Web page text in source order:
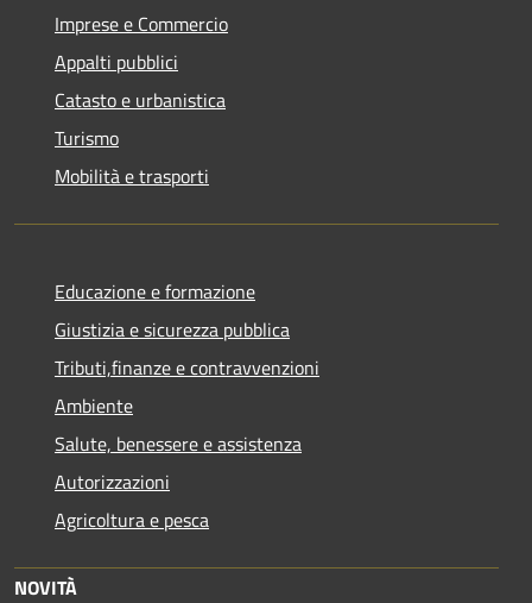
Imprese e Commercio
Appalti pubblici
Catasto e urbanistica
Turismo
Mobilità e trasporti
Educazione e formazione
Giustizia e sicurezza pubblica
Tributi,finanze e contravvenzioni
Ambiente
Salute, benessere e assistenza
Autorizzazioni
Agricoltura e pesca
NOVITÀ